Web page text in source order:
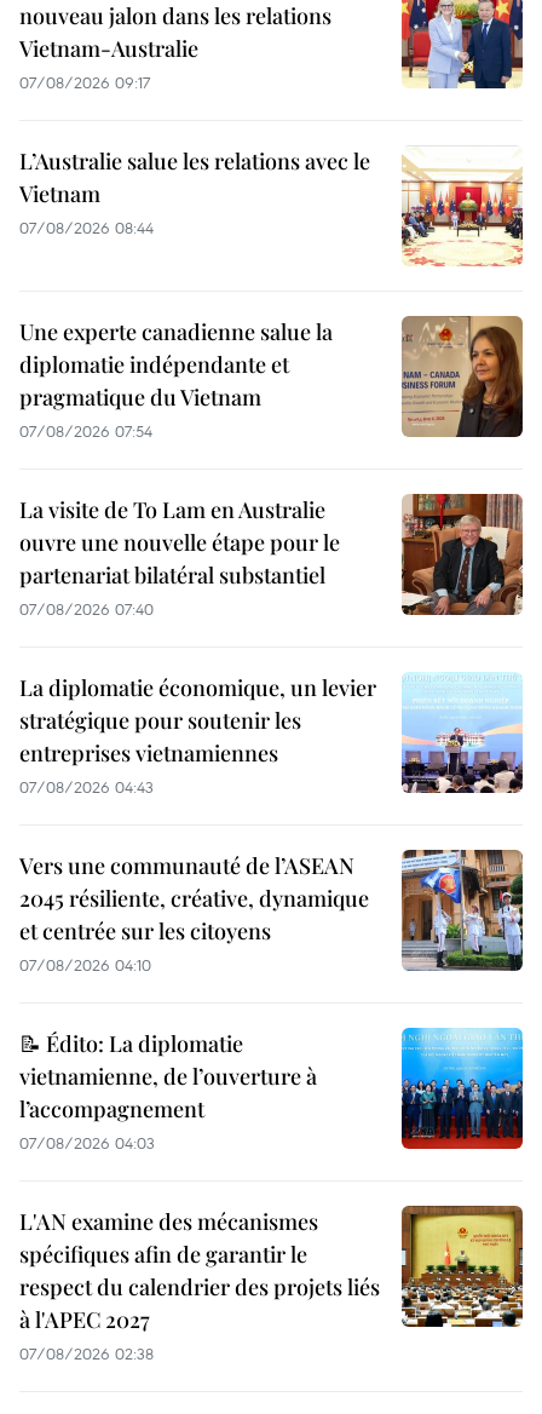
nouveau jalon dans les relations
Vietnam-Australie
07/08/2026 09:17
L’Australie salue les relations avec le
Vietnam
07/08/2026 08:44
Une experte canadienne salue la
diplomatie indépendante et
pragmatique du Vietnam
07/08/2026 07:54
La visite de To Lam en Australie
ouvre une nouvelle étape pour le
partenariat bilatéral substantiel
07/08/2026 07:40
La diplomatie économique, un levier
stratégique pour soutenir les
entreprises vietnamiennes
07/08/2026 04:43
Vers une communauté de l’ASEAN
2045 résiliente, créative, dynamique
et centrée sur les citoyens
07/08/2026 04:10
📝 Édito: La diplomatie
vietnamienne, de l’ouverture à
l’accompagnement
07/08/2026 04:03
L'AN examine des mécanismes
spécifiques afin de garantir le
respect du calendrier des projets liés
à l'APEC 2027
07/08/2026 02:38